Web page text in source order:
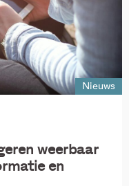
Nieuws
weerbaar
en